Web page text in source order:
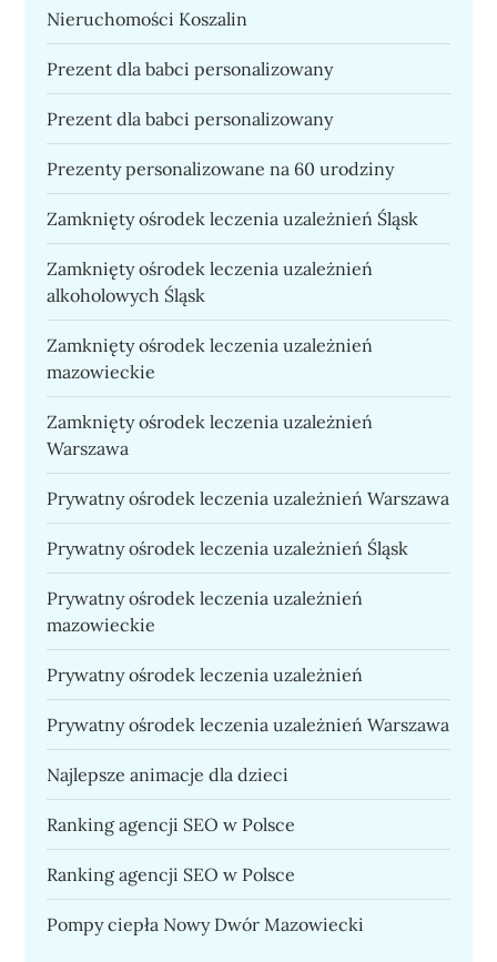
Nieruchomości Koszalin
Prezent dla babci personalizowany
Prezent dla babci personalizowany
Prezenty personalizowane na 60 urodziny
Zamknięty ośrodek leczenia uzależnień Śląsk
Zamknięty ośrodek leczenia uzależnień
alkoholowych Śląsk
Zamknięty ośrodek leczenia uzależnień
mazowieckie
Zamknięty ośrodek leczenia uzależnień
Warszawa
Prywatny ośrodek leczenia uzależnień Warszawa
Prywatny ośrodek leczenia uzależnień Śląsk
Prywatny ośrodek leczenia uzależnień
mazowieckie
Prywatny ośrodek leczenia uzależnień
Prywatny ośrodek leczenia uzależnień Warszawa
Najlepsze animacje dla dzieci
Ranking agencji SEO w Polsce
Ranking agencji SEO w Polsce
Pompy ciepła Nowy Dwór Mazowiecki